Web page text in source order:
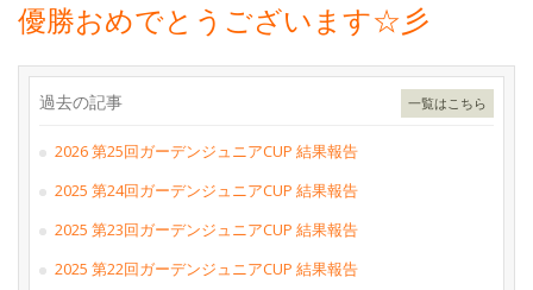
優勝おめでとうございます☆彡
過去の記事 一覧はこちら
2026 第25回ガーデンジュニアCUP 結果報告
2025 第24回ガーデンジュニアCUP 結果報告
2025 第23回ガーデンジュニアCUP 結果報告
2025 第22回ガーデンジュニアCUP 結果報告